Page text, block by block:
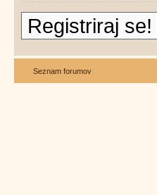
Registriraj se!
Seznam forumov